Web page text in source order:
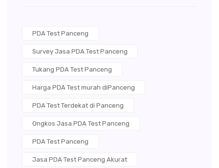
PDA Test Panceng
Survey Jasa PDA Test Panceng
Tukang PDA Test Panceng
Harga PDA Test murah diPanceng
PDA Test Terdekat di Panceng
Ongkos Jasa PDA Test Panceng
PDA Test Panceng
Jasa PDA Test Panceng Akurat